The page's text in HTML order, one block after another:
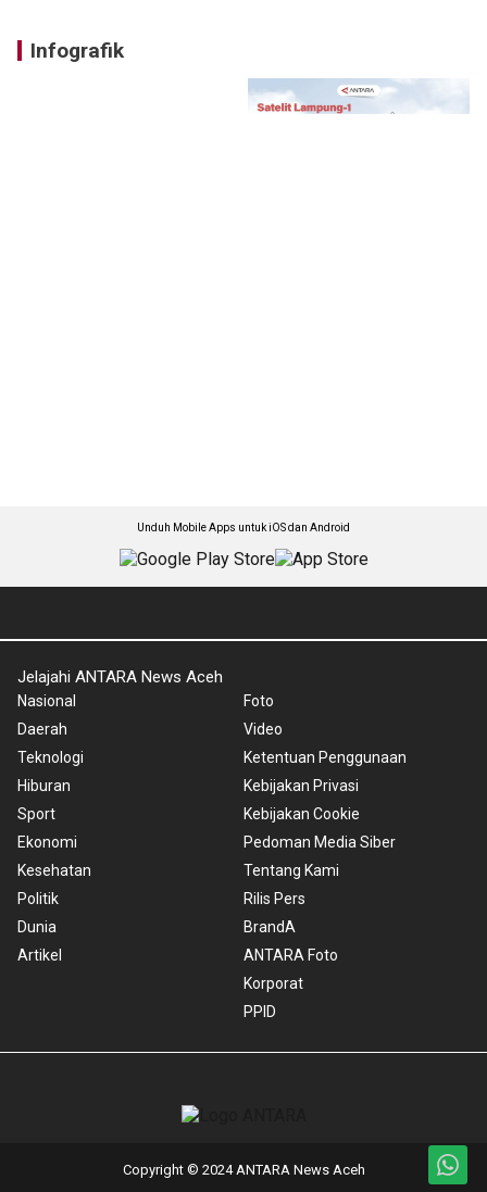
Infografik
Unduh Mobile Apps untuk iOS dan Android
Jelajahi ANTARA News Aceh
Nasional
Daerah
Teknologi
Hiburan
Sport
Ekonomi
Kesehatan
Politik
Dunia
Artikel
Foto
Video
Ketentuan Penggunaan
Kebijakan Privasi
Kebijakan Cookie
Pedoman Media Siber
Tentang Kami
Rilis Pers
BrandA
ANTARA Foto
Korporat
PPID
Copyright © 2024 ANTARA News Aceh